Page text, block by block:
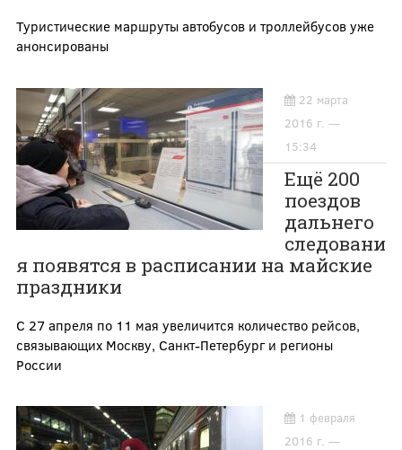
Туристические маршруты автобусов и троллейбусов уже
анонсированы
22 марта
2016 г. —
15:34
Ещё 200
поездов
дальнего
следовани
я появятся в расписании на майские
праздники
С 27 апреля по 11 мая увеличится количество рейсов,
связывающих Москву, Санкт-Петербург и регионы
России
1 февраля
2016 г. —